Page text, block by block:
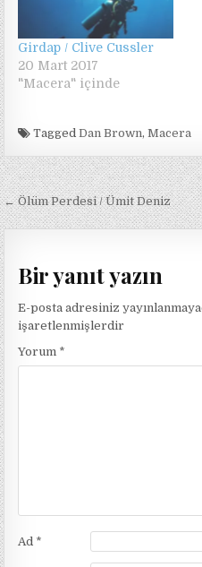
Girdap / Clive Cussler
20 Mart 2017
"Macera" içinde
TaggedDan Brown,Macera
Yazı
gezinmesi
← Ölüm Perdesi / Ümit Deniz
Bir yanıt yazın
E-posta adresiniz
işaretlenmişlerdir
Yorum *
Ad *